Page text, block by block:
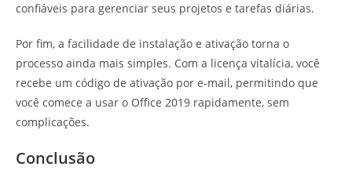
confiáveis para gerenciar seus projetos e tarefas diárias.
Por fim, a facilidade de instalação e ativação torna o
processo ainda mais simples. Com a licença vitalícia, você
recebe um código de ativação por e-mail, permitindo que
você comece a usar o Office 2019 rapidamente, sem
complicações.
Conclusão